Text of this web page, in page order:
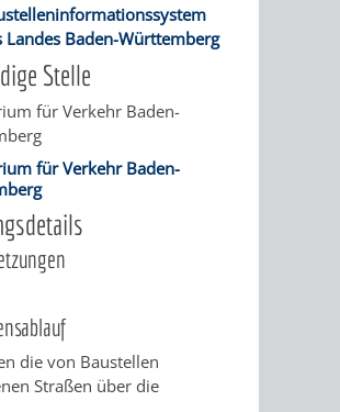
DENKMALSCHUTZ
GENEHMIGUNGSVERFAHREN
TAG
DES
OFFENEN
DENKMALS
HÄUSER
/
LIEGENSCHAFTEN
ABWASSERBESEITIGUNG
ERSCHLIESSUNGSBEITRAG
ANTRAGSVERFAHREN
BAURECHT
Landes Baden-Württemberg
Stelle
für Verkehr Baden-
für Verkehr Baden-
die von Baustellen
Straßen über die